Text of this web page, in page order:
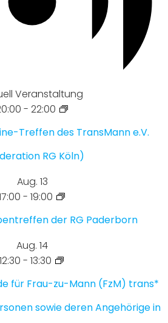
Veranstaltung
- 22:00
Treffen des TransMann e.V.
RG Köln)
Aug. 13
- 19:00
der RG Paderborn
Aug. 14
12:30 - 13:30
für Frau-zu-Mann (FzM) trans*
sowie deren Angehörige in